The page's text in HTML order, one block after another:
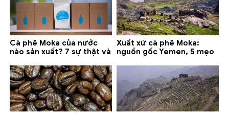
Cà phê Moka của nước
nào sản xuất? 7 sự thật và
Xuất xứ cà phê Moka:
nguồn gốc Yemen, 5 mẹo